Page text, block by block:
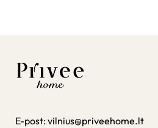
E-post:vilnius@priveehome.lt